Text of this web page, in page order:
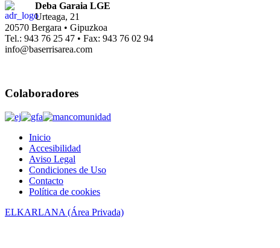
Deba Garaia LGE
Urteaga, 21
20570 Bergara • Gipuzkoa
Tel.: 943 76 25 47 • Fax: 943 76 02 94
info@baserrisarea.com
Colaboradores
Inicio
Accesibilidad
Aviso Legal
Condiciones de Uso
Contacto
Política de cookies
ELKARLANA (Área Privada)